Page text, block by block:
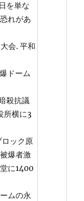
を単な
れがあ
会. 平和
ドーム
殺抗議
所横に3
ロック原
爆者激
に1400
ムの永